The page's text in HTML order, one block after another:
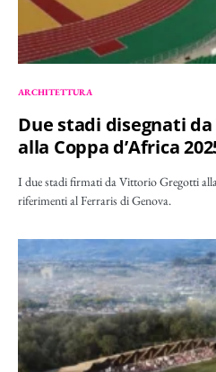
ARCHITETTURA
Due stadi disegnati
alla Coppa d’Africa
I due stadi firmati da Vittorio Gregotti
riferimenti al Ferraris di Genova.